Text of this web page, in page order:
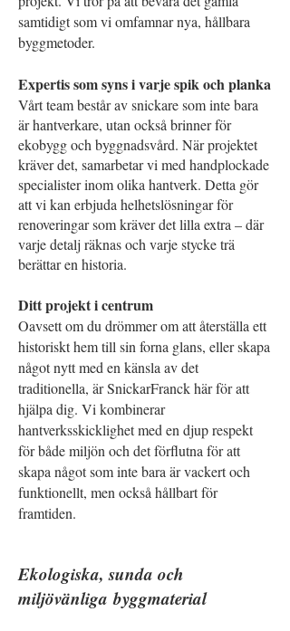
samtidigt som vi omfamnar nya, hållbara
byggmetoder.
Expertis som syns i varje spik och planka
Vårt team består av snickare som inte bara
är hantverkare, utan också brinner för
ekobygg och byggnadsvård. När projektet
kräver det, samarbetar vi med handplockade
specialister inom olika hantverk. Detta gör
att vi kan erbjuda helhetslösningar för
renoveringar som kräver det lilla extra – där
varje detalj räknas och varje stycke trä
berättar en historia.
Ditt projekt i centrum
Oavsett om du drömmer om att återställa ett
historiskt hem till sin forna glans, eller skapa
något nytt med en känsla av det
traditionella, är SnickarFranck här för att
hjälpa dig. Vi kombinerar
hantverksskicklighet med en djup respekt
för både miljön och det förflutna för att
skapa något som inte bara är vackert och
funktionellt, men också hållbart för
framtiden.
Ekologiska, sunda och
miljövänliga byggmaterial